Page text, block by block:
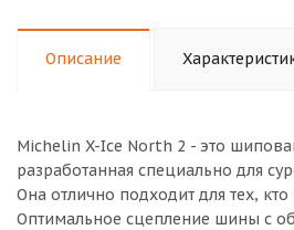
Описание
Michelin X-Ice North 2 - это
разработанная специально для
Она отлично подходит для тех, кто
Оптимальное сцепление шины с